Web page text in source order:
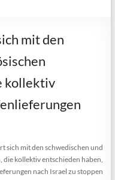
mit den
kollektiv
sich mit den schwedischen und
kollektiv entschieden haben,
nach Israel zu stoppen